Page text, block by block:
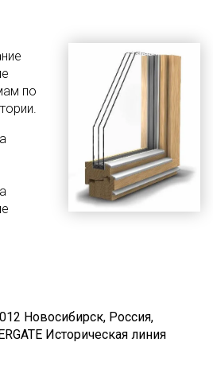
по
Новосибирск, Россия,
Историческая линия